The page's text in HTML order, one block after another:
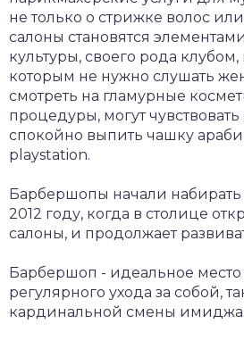
не только о стрижке волос
салоны становятся
культуры, своего рода
которым не нужно слушать
смотреть на гламурные
процедуры, могут
спокойно выпить чашку
playstation.
Барбершопы начали набирать
2012 году, когда в столице
салоны, и продолжает
Барбершоп - идеальное место
регулярного ухода за собой,
кардинальной смены имиджа.